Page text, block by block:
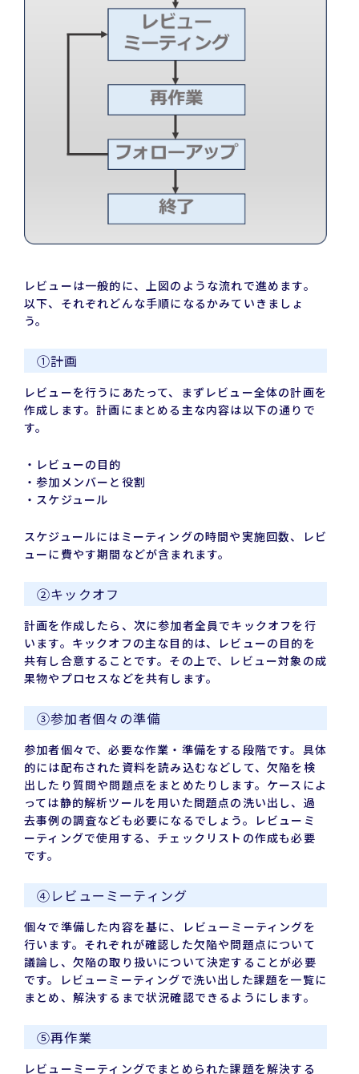
レビューは一般的に、上図のような流れで進めます。
以下、それぞれどんな手順になるかみていきましょ
う。
①計画
レビューを行うにあたって、まずレビュー全体の計画を
作成します。計画にまとめる主な内容は以下の通りで
す。
・レビューの目的
・参加メンバーと役割
・スケジュール
スケジュールにはミーティングの時間や実施回数、レビ
ューに費やす期間などが含まれます。
②キックオフ
計画を作成したら、次に参加者全員でキックオフを行
います。キックオフの主な目的は、レビューの目的を
共有し合意することです。その上で、レビュー対象の成
果物やプロセスなどを共有します。
③参加者個々の準備
参加者個々で、必要な作業・準備をする段階です。具体
的には配布された資料を読み込むなどして、欠陥を検
出したり質問や問題点をまとめたりします。ケースによ
っては静的解析ツールを用いた問題点の洗い出し、過
去事例の調査なども必要になるでしょう。レビューミ
ーティングで使用する、チェックリストの作成も必要
です。
④レビューミーティング
個々で準備した内容を基に、レビューミーティングを
行います。それぞれが確認した欠陥や問題点について
議論し、欠陥の取り扱いについて決定することが必要
です。レビューミーティングで洗い出した課題を一覧に
まとめ、解決するまで状況確認できるようにします。
⑤再作業
レビューミーティングでまとめられた課題を解決する